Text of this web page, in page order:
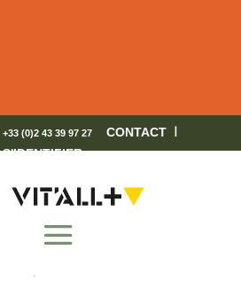
+33 (0)2 43 39 97 27 CONTACT I
S'IDENTIFIER